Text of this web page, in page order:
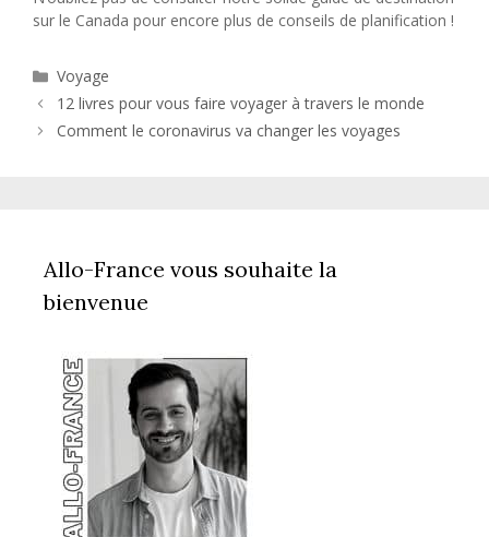
sur le Canada pour encore plus de conseils de planification !
Catégories
Voyage
12 livres pour vous faire voyager à travers le monde
Comment le coronavirus va changer les voyages
Allo-France vous souhaite la
bienvenue